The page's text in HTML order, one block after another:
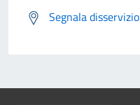
Segnala disservizio